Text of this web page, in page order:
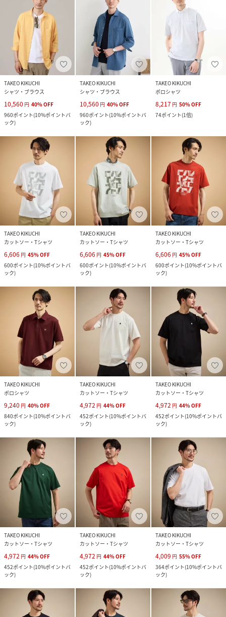
TAKEO KIKUCHI
シャツ・ブラウス
10,560 円 40%OFF
960ポイント(10%ポイントバ
ック)
TAKEO KIKUCHI
シャツ・ブラウス
10,560 円 40%OFF
960ポイント(10%ポイントバ
ック)
TAKEO KIKUCHI
ポロシャツ
8,217 円 50%OFF
74ポイント(1倍)
TAKEO KIKUCHI
カットソー・Tシャツ
6,606 円 45%OFF
600ポイント(10%ポイントバ
ック)
TAKEO KIKUCHI
カットソー・Tシャツ
6,606 円 45%OFF
600ポイント(10%ポイントバ
ック)
TAKEO KIKUCHI
カットソー・Tシャツ
6,606 円 45%OFF
600ポイント(10%ポイントバ
ック)
TAKEO KIKUCHI
ポロシャツ
9,240 円 40%OFF
840ポイント(10%ポイントバ
ック)
TAKEO KIKUCHI
カットソー・Tシャツ
4,972 円 44%OFF
452ポイント(10%ポイントバ
ック)
TAKEO KIKUCHI
カットソー・Tシャツ
4,972 円 44%OFF
452ポイント(10%ポイントバ
ック)
TAKEO KIKUCHI
カットソー・Tシャツ
4,972 円 44%OFF
452ポイント(10%ポイントバ
ック)
TAKEO KIKUCHI
カットソー・Tシャツ
4,972 円 44%OFF
452ポイント(10%ポイントバ
ック)
TAKEO KIKUCHI
カットソー・Tシャツ
4,009 円 55%OFF
364ポイント(10%ポイントバ
ック)